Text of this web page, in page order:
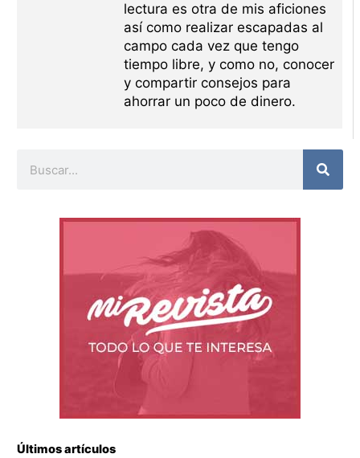
lectura es otra de mis aficiones
así como realizar escapadas al
campo cada vez que tengo
tiempo libre, y como no, conocer
y compartir consejos para
ahorrar un poco de dinero.
Últimos artículos